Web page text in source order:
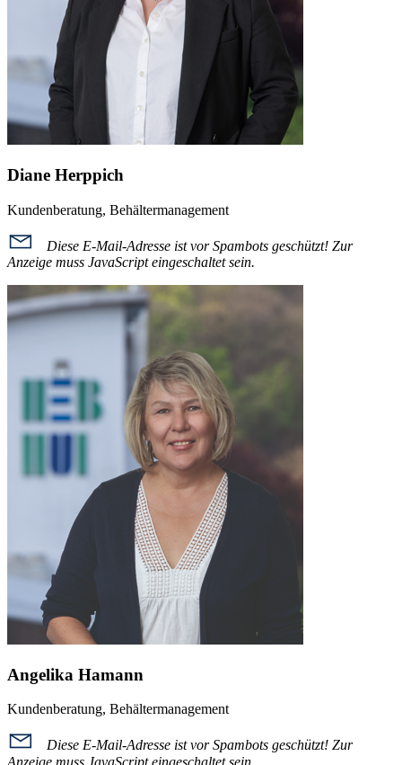
Diane Herppich
Kundenberatung, Behältermanagement
Diese E-Mail-Adresse ist vor Spambots geschützt! Zur
Anzeige muss JavaScript eingeschaltet sein.
Angelika Hamann
Kundenberatung, Behältermanagement
Diese E-Mail-Adresse ist vor Spambots geschützt! Zur
Anzeige muss JavaScript eingeschaltet sein.